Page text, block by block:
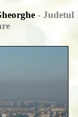
- Judetul